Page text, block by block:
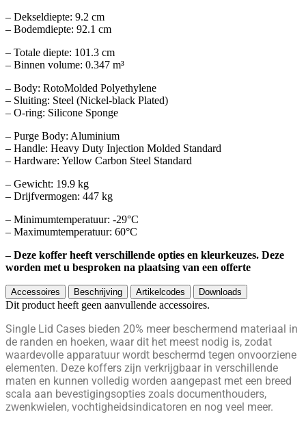
– Dekseldiepte: 9.2 cm
– Bodemdiepte: 92.1 cm
– Totale diepte: 101.3 cm
– Binnen volume: 0.347 m³
– Body: RotoMolded Polyethylene
– Sluiting: Steel (Nickel-black Plated)
– O-ring: Silicone Sponge
– Purge Body: Aluminium
– Handle: Heavy Duty Injection Molded Standard
– Hardware: Yellow Carbon Steel Standard
– Gewicht: 19.9 kg
– Drijfvermogen: 447 kg
– Minimumtemperatuur: -29°C
– Maximumtemperatuur: 60°C
– Deze koffer heeft verschillende opties en kleurkeuzes. Deze
worden met u besproken na plaatsing van een offerte
Accessoires Beschrijving Artikelcodes Downloads
Dit product heeft geen aanvullende accessoires.
Single Lid Cases bieden 20% meer beschermend materiaal in
de randen en hoeken, waar dit het meest nodig is, zodat
waardevolle apparatuur wordt beschermd tegen onvoorziene
elementen. Deze koffers zijn verkrijgbaar in verschillende
maten en kunnen volledig worden aangepast met een breed
scala aan bevestigingsopties zoals documenthouders,
zwenkwielen, vochtigheidsindicatoren en nog veel meer.